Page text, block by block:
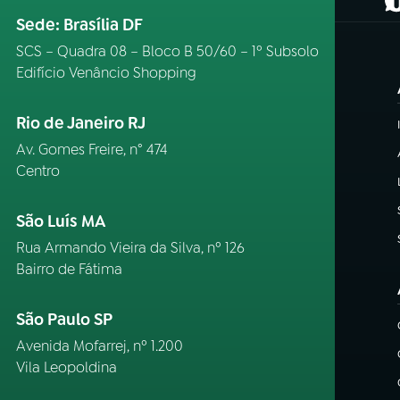
Sede: Brasília DF
SCS – Quadra 08 – Bloco B 50/60 – 1º Subsolo
Edifício Venâncio Shopping
Rio de Janeiro RJ
Av. Gomes Freire, n° 474
Centro
São Luís MA
Rua Armando Vieira da Silva, nº 126
Bairro de Fátima
São Paulo SP
Avenida Mofarrej, nº 1.200
Vila Leopoldina